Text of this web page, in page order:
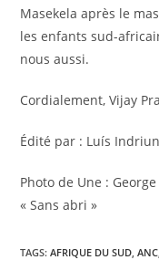
Masekela après le
les enfants sud-
nous aussi.
Cordialement, Vijay
Édité par : Luís
Photo de Une :
« Sans abri »
TAGS:AFRIQUE DU SUD ANC